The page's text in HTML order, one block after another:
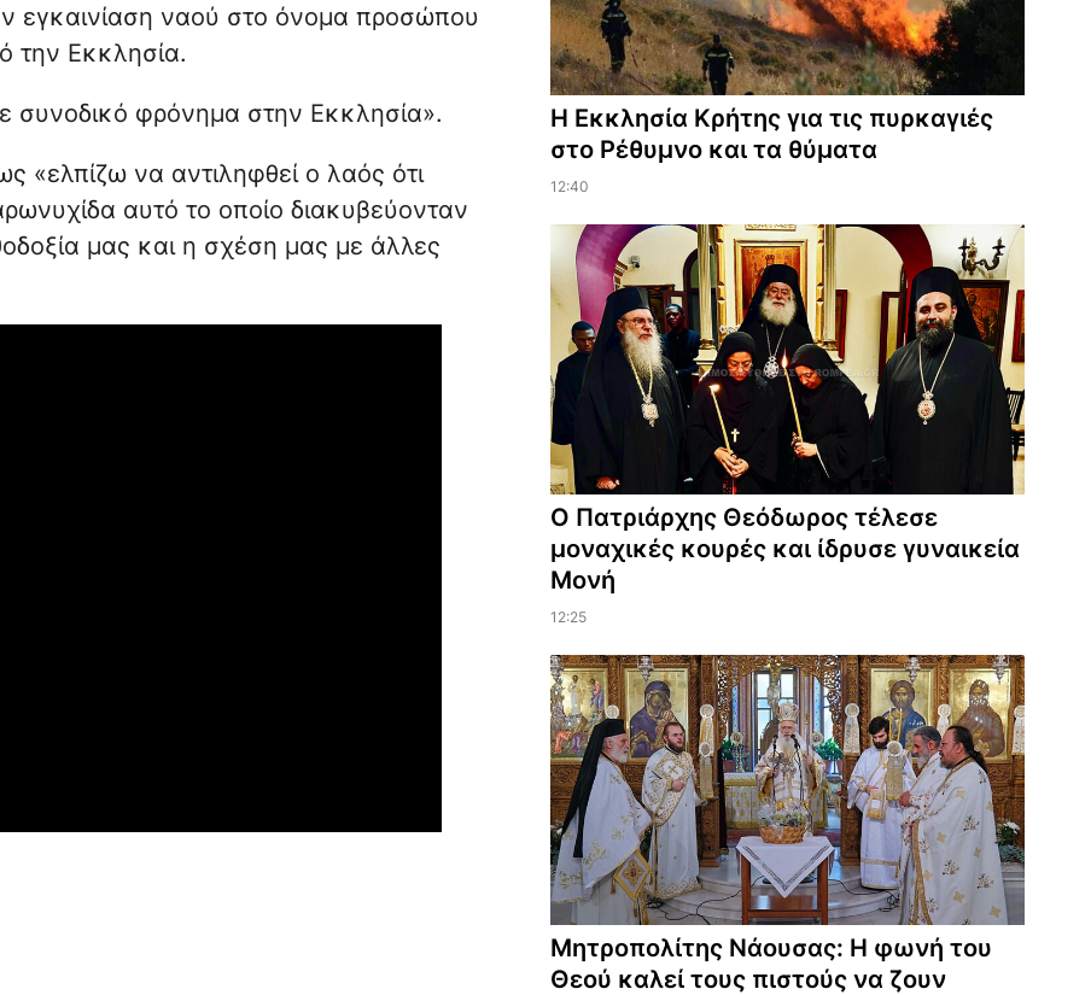
εγκαινίαση ναού στο όνομα προσώπου
την Εκκλησία.
συνοδικό φρόνημα στην Εκκλησία».
«ελπίζω να αντιληφθεί ο λαός ότι
αυτό το οποίο διακυβεύονταν
μας και η σχέση μας με άλλες
Η Εκκλησία Κρήτης για τις πυρκαγιές
στο Ρέθυμνο και τα θύματα
12:40
Ο Πατριάρχης Θεόδωρος τέλεσε
μοναχικές κουρές και ίδρυσε γυναικεία
Μονή
12:25
Μητροπολίτης Νάουσας: Η φωνή του
Θεού καλεί τους πιστούς να ζουν